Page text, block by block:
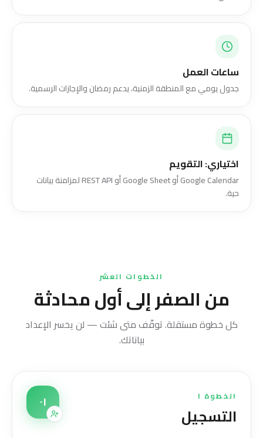
ساعات العمل
جدول يومي مع المنطقة الزمنية، يدعم رمضان والإجازات الرسمية.
اختياري: التقويم
Google Calendar أو Google Sheet أو REST API لمزامنة بيانات
حية.
الخطوات العشر
من الصفر إلى أول محادثة
كل خطوة مستقلة. توقّف متى شئت — لن يخسر الإعداد
بياناتك.
٠١ الخطوة ١
التسجيل